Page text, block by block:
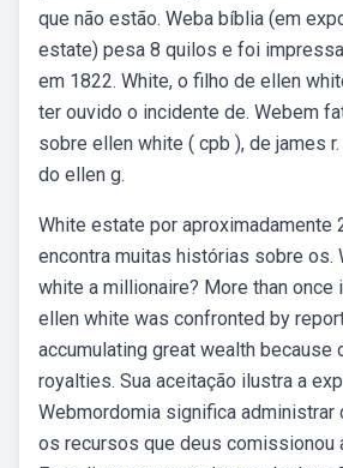
que não estão. Weba bíblia (em
estate) pesa 8 quilos e foi
em 1822. White, o filho de ellen
ter ouvido o incidente de. Webem
sobre ellen white ( cpb ), de james
do ellen g.
White estate por aproximadamente
encontra muitas histórias sobre os.
white a millionaire? More than once
ellen white was confronted by
accumulating great wealth because
royalties. Sua aceitação ilustra a
Webmordomia significa administrar
os recursos que deus comissionou